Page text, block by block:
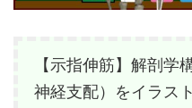
【示指伸筋】解剖学
神経支配）をイラス